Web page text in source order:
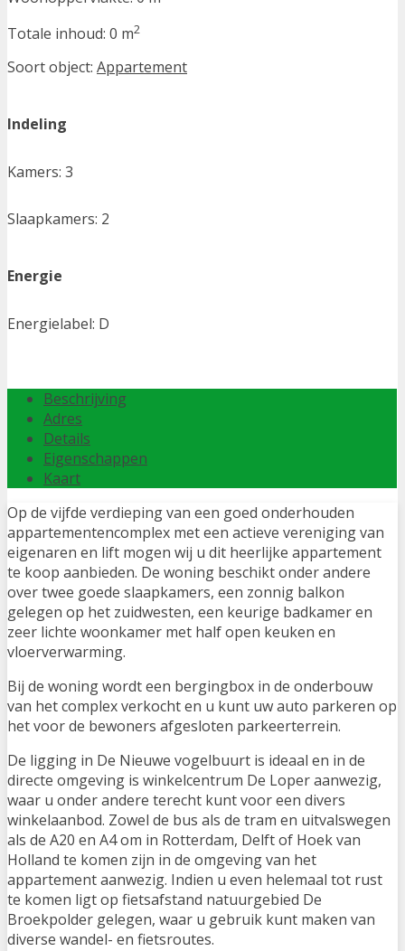
Totale inhoud: 0 m2
Soort object: Appartement
Indeling
Kamers: 3
Slaapkamers: 2
Energie
Energielabel: D
Beschrijving
Adres
Details
Eigenschappen
Kaart
Op de vijfde verdieping van een goed onderhouden
appartementencomplex met een actieve vereniging van
eigenaren en lift mogen wij u dit heerlijke appartement
te koop aanbieden. De woning beschikt onder andere
over twee goede slaapkamers, een zonnig balkon
gelegen op het zuidwesten, een keurige badkamer en
zeer lichte woonkamer met half open keuken en
vloerverwarming.
Bij de woning wordt een bergingbox in de onderbouw
van het complex verkocht en u kunt uw auto parkeren op
het voor de bewoners afgesloten parkeerterrein.
De ligging in De Nieuwe vogelbuurt is ideaal en in de
directe omgeving is winkelcentrum De Loper aanwezig,
waar u onder andere terecht kunt voor een divers
winkelaanbod. Zowel de bus als de tram en uitvalswegen
als de A20 en A4 om in Rotterdam, Delft of Hoek van
Holland te komen zijn in de omgeving van het
appartement aanwezig. Indien u even helemaal tot rust
te komen ligt op fietsafstand natuurgebied De
Broekpolder gelegen, waar u gebruik kunt maken van
diverse wandel- en fietsroutes.